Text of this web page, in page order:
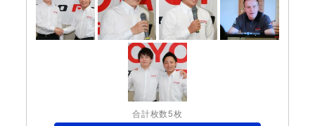
合計枚数5枚